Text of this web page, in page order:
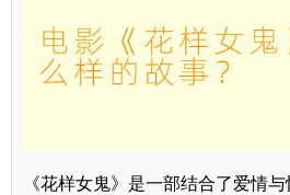
《花样女鬼》是一部结合了爱情